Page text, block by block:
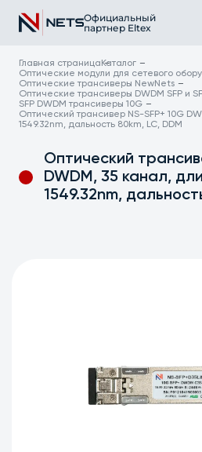
Официальный
партнер Eltex
Главная страница Каталог
Оптические модули для сетевого
Оптические трансиверы NewNets
Оптические трансиверы DWDM SFP и
SFP DWDM трансиверы 10G
Оптический трансивер NS-SFP+ 10G
1549.32nm, дальность 80km, LC, DDM
Оптический
DWDM, 35 канал,
1549.32nm,